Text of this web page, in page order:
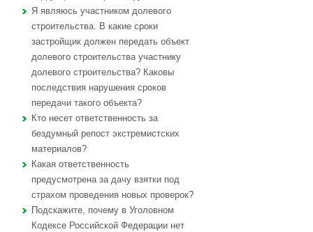
Я являюсь участником долевого
строительства. В какие сроки
застройщик должен передать объект
долевого строительства участнику
долевого строительства? Каковы
последствия нарушения сроков
передачи такого объекта?
Кто несет ответственность за
бездумный репост экстремистских
материалов?
Какая ответственность
предусмотрена за дачу взятки под
страхом проведения новых проверок?
Подскажите, почему в Уголовном
Кодексе Российской Федерации нет